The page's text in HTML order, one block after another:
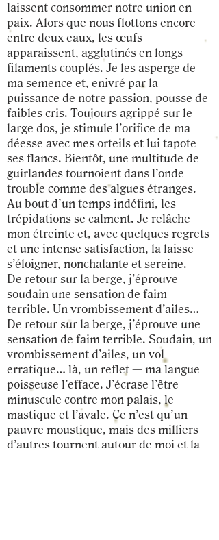
laissent consommer notre union en
paix. Alors que nous flottons encore
entre deux eaux, les œufs
apparaissent, agglutinés en longs
filaments couplés. Je les asperge de
ma semence et, enivré par la
puissance de notre passion, pousse de
faibles cris. Toujours agrippé sur le
large dos, je stimule l’orifice de ma
déesse avec mes orteils et lui tapote
ses flancs. Bientôt, une multitude de
guirlandes tournoient dans l’onde
trouble comme des algues étranges.
Au bout d’un temps indéfini, les
trépidations se calment. Je relâche
mon étreinte et, avec quelques regrets
et une intense satisfaction, la laisse
s’éloigner, nonchalante et sereine.
De retour sur la berge, j’éprouve
soudain une sensation de faim
terrible. Un vrombissement d’ailes…
De retour sur la berge, j’éprouve une
sensation de faim terrible. Soudain, un
vrombissement d’ailes, un vol
erratique… là, un reflet — ma langue
poisseuse l’efface. J’écrase l’être
minuscule contre mon palais, le
mastique et l’avale. Ce n’est qu’un
pauvre moustique, mais des milliers
d’autres tournent autour de moi et la